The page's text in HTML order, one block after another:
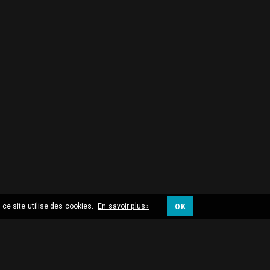
ce site utilise des cookies. En savoir plus › OK